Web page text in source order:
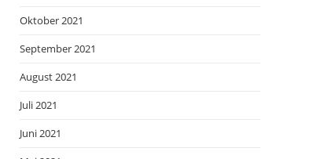
Oktober 2021
September 2021
August 2021
Juli 2021
Juni 2021